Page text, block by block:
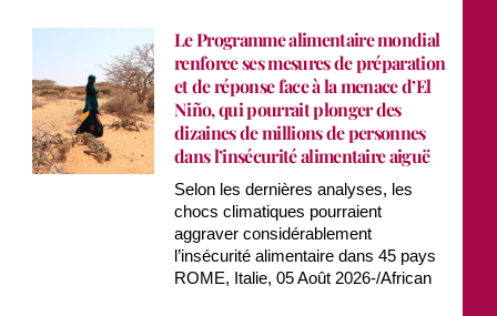
Le Programme alimentaire mondial
renforce ses mesures de préparation
et de réponse face à la menace d’El
Niño, qui pourrait plonger des
dizaines de millions de personnes
dans l’insécurité alimentaire aiguë
Selon les dernières analyses, les
chocs climatiques pourraient
aggraver considérablement
l’insécurité alimentaire dans 45 pays
ROME, Italie, 05 Août 2026-/African